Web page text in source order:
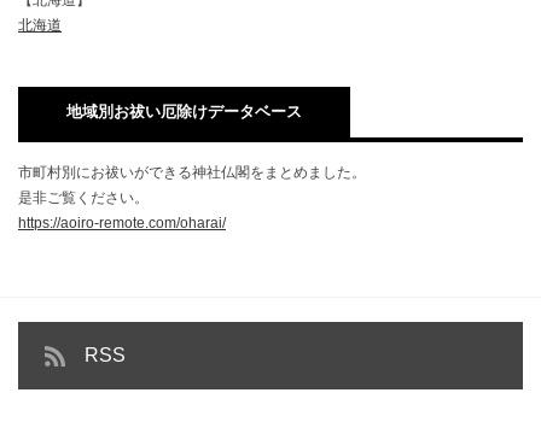
北海道
地域別お祓い厄除けデータベース
市町村別にお祓いができる神社仏閣をまとめました。
是非ご覧ください。
https://aoiro-remote.com/oharai/
RSS